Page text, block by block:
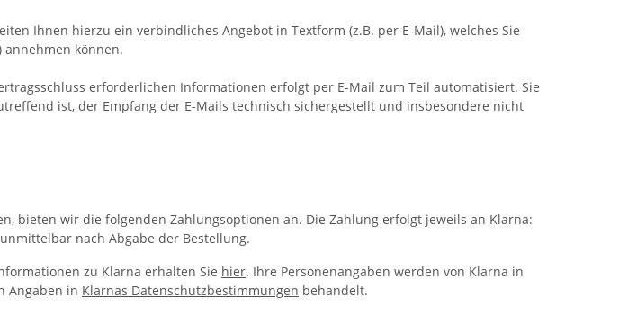
Ihnen hierzu ein verbindliches Angebot in Textform (z.B. per E-Mail), welches Sie
annehmen können.
erforderlichen Informationen erfolgt per E-Mail zum Teil automatisiert. Sie
ist, der Empfang der E-Mails technisch sichergestellt und insbesondere nicht
bieten wir die folgenden Zahlungsoptionen an. Die Zahlung erfolgt jeweils an Klarna:
nach Abgabe der Bestellung.
zu Klarna erhalten Sie hier. Ihre Personenangaben werden von Klarna in
Angaben in Klarnas Datenschutzbestimmungen behandelt.